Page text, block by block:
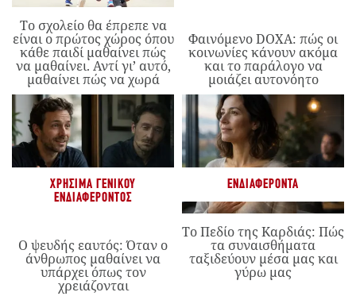
Το σχολείο θα έπρεπε να
είναι ο πρώτος χώρος όπου
κάθε παιδί μαθαίνει πώς
να μαθαίνει. Αντί γι’ αυτό,
μαθαίνει πώς να χωρά
Φαινόμενο DOXA: πώς οι
κοινωνίες κάνουν ακόμα
και το παράλογο να
μοιάζει αυτονόητο
ΧΡΉΣΙΜΑ ΓΕΝΙΚΟΎ
ΕΝΔΙΑΦΈΡΟΝΤΟΣ
Ο ψευδής εαυτός: Όταν ο
άνθρωπος μαθαίνει να
υπάρχει όπως τον
χρειάζονται
ΕΝΔΙΑΦΈΡΟΝΤΑ
Το Πεδίο της Καρδιάς: Πώς
τα συναισθήματα
ταξιδεύουν μέσα μας και
γύρω μας